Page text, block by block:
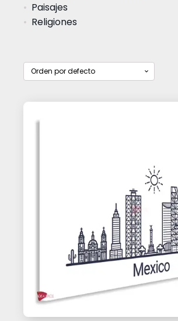
Paisajes
Religiones